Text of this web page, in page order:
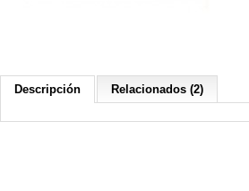
Descripción Relacionados (2)